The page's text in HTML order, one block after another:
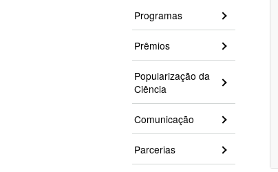
Programas
Prêmios
Popularização da
Ciência
Comunicação
Parcerias